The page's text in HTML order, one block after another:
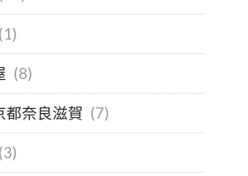
(1)
(8)
都奈良滋賀 (7)
(3)